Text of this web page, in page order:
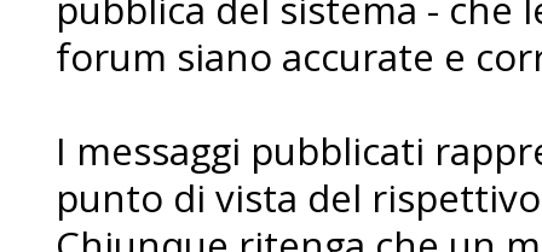
forum siano accurate e
I messaggi pubblicati
punto di vista del